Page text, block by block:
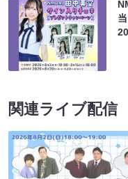
関連ライブ配信